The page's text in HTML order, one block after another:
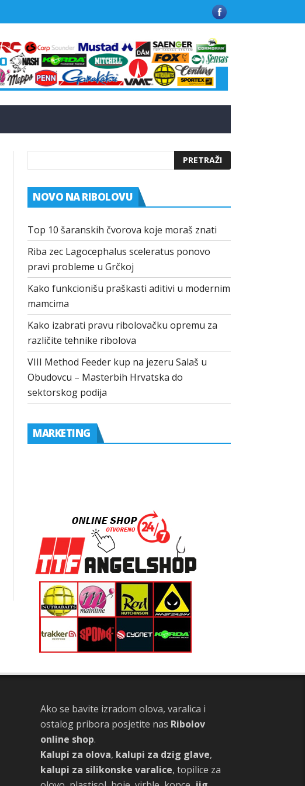
Kako izabrati pravu
NOVO NA RIBOLOVU
Top 10 šaranskih čvorova koje moraš znati
Riba zec Lagocephalus sceleratus ponovo
pravi probleme u Grčkoj
Kako funkcionišu praškasti aditivi u modernim
mamcima
Kako izabrati pravu ribolovačku opremu za
različite tehnike ribolova
VIII Method Feeder kup na jezeru Salaš u
Obudovcu – Masterbih Hrvatska do
sektorskog podija
MARKETING
Ako se bavite izradom olova, varalica i
ostalog pribora posjetite nas Ribolov
online shop.
Kalupi za olova, kalupi za dzig glave,
kalupi za silikonske varalice, topilice za